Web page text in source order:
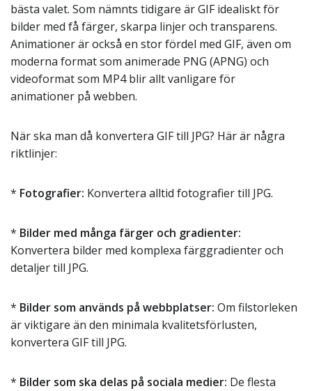
bästa valet. Som nämnts tidigare är GIF idealiskt för
bilder med få färger, skarpa linjer och transparens.
Animationer är också en stor fördel med GIF, även om
moderna format som animerade PNG (APNG) och
videoformat som MP4 blir allt vanligare för
animationer på webben.
När ska man då konvertera GIF till JPG? Här är några
riktlinjer:
* Fotografier: Konvertera alltid fotografier till JPG.
* Bilder med många färger och gradienter:
Konvertera bilder med komplexa färggradienter och
detaljer till JPG.
* Bilder som används på webbplatser: Om filstorleken
är viktigare än den minimala kvalitetsförlusten,
konvertera GIF till JPG.
* Bilder som ska delas på sociala medier: De flesta